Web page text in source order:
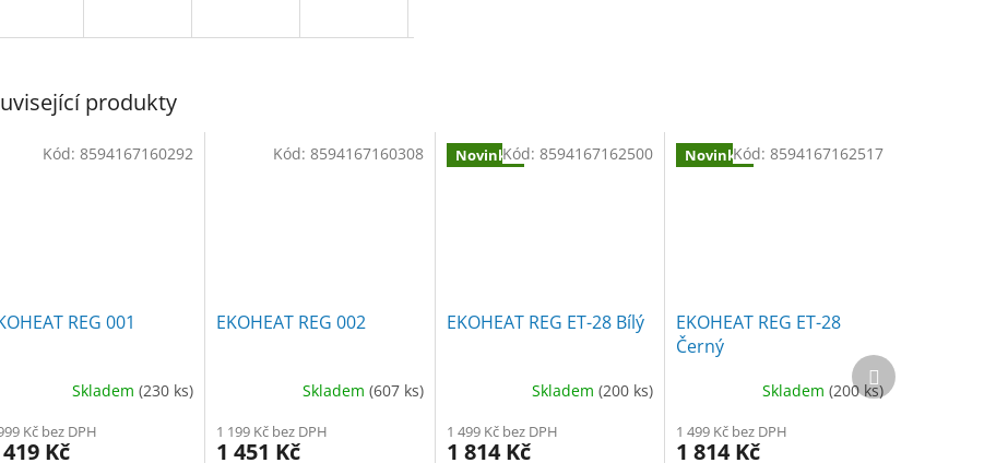
produkty
REG 001
Skladem (230 ks)
Kč bez DPH
Kč
Kód: 8594167160292
EKOHEAT REG 002
produktu
je
Skladem (607 ks)
1 199 Kč bez DPH
1 451 Kč
Kód: 8594167160308 Novinka
EKOHEAT REG ET-28 Bílý
produktu
je
Skladem(200 ks)
1 499 Kč bez DPH
1 814 Kč
Kód:8594167162500 Novinka
EKOHEAT REG ET-28
Černý
produktu
je
Skladem(200 ks)
1 499 Kč bez DPH
1 814 Kč
Kód: 8594167162517
Další
produkt